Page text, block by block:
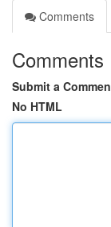
Comments
Comments
Submit a
No HTML